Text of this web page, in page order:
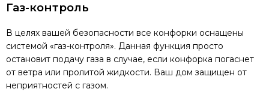
Газ-контроль
В целях вашей безопасности все конфорки оснащены
системой «газ-контроля». Данная функция просто
остановит подачу газа в случае, если конфорка погаснет
от ветра или пролитой жидкости. Ваш дом защищен от
неприятностей с газом.